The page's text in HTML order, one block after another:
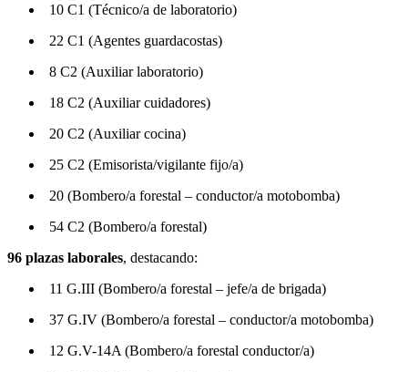
10 C1 (Técnico/a de laboratorio)
22 C1 (Agentes guardacostas)
8 C2 (Auxiliar laboratorio)
18 C2 (Auxiliar cuidadores)
20 C2 (Auxiliar cocina)
25 C2 (Emisorista/vigilante fijo/a)
20 (Bombero/a forestal – conductor/a motobomba)
54 C2 (Bombero/a forestal)
96 plazas laborales, destacando:
11 G.III (Bombero/a forestal – jefe/a de brigada)
37 G.IV (Bombero/a forestal – conductor/a motobomba)
12 G.V-14A (Bombero/a forestal conductor/a)